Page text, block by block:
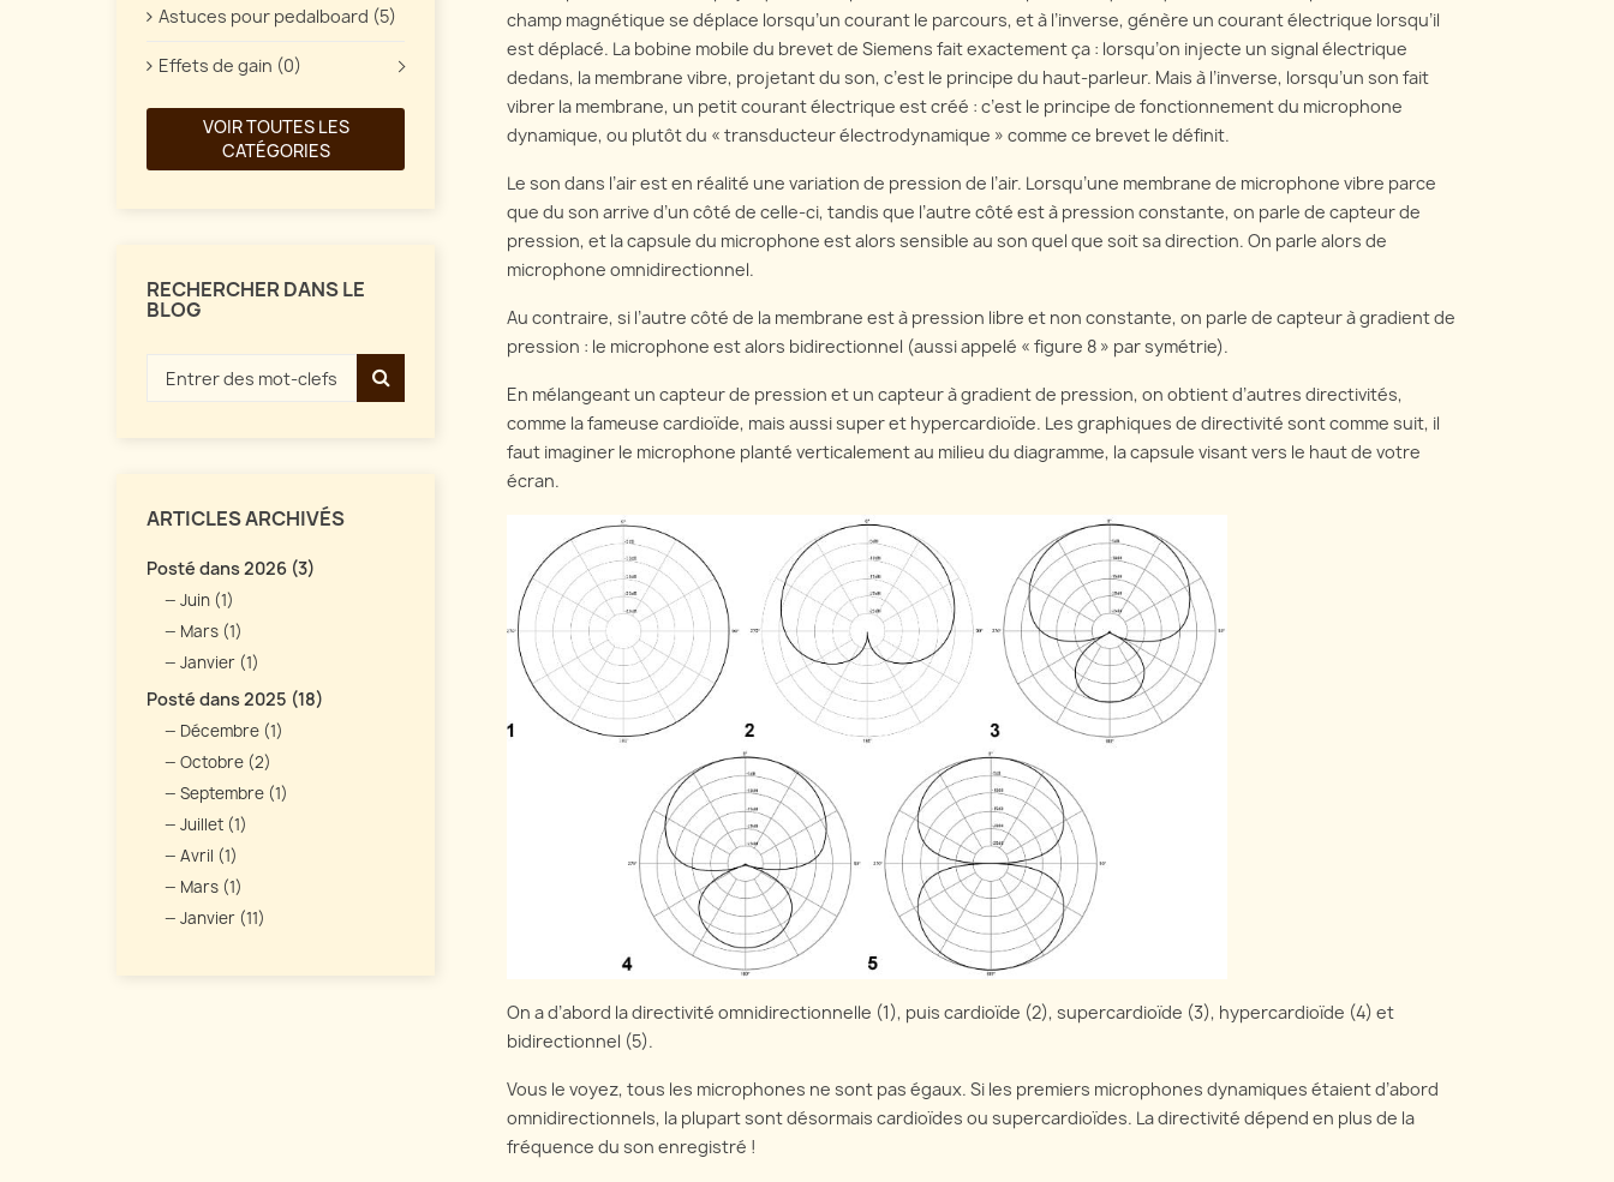
Astuces pour pedalboard (5)
Effets de gain (0)
VOIR TOUTES LES
CATÉGORIES
RECHERCHER DANS LE
BLOG
ARTICLES ARCHIVÉS
Posté dans 2026 (3)
Juin (1)
Mars (1)
Janvier (1)
Posté dans 2025 (18)
Décembre (1)
Octobre (2)
Septembre (1)
Juillet (1)
Avril (1)
Mars (1)
Janvier (11)
champ magnétique se déplace lorsqu’un courant le parcours, et à l’inverse, génère un courant électrique lorsqu’il
est déplacé. La bobine mobile du brevet de Siemens fait exactement ça : lorsqu’on injecte un signal électrique
dedans, la membrane vibre, projetant du son, c’est le principe du haut-parleur. Mais à l’inverse, lorsqu’un son fait
vibrer la membrane, un petit courant électrique est créé : c’est le principe de fonctionnement du microphone
dynamique, ou plutôt du « transducteur électrodynamique » comme ce brevet le définit.
Le son dans l’air est en réalité une variation de pression de l’air. Lorsqu’une membrane de microphone vibre parce
que du son arrive d’un côté de celle-ci, tandis que l’autre côté est à pression constante, on parle de capteur de
pression, et la capsule du microphone est alors sensible au son quel que soit sa direction. On parle alors de
microphone omnidirectionnel.
Au contraire, si l’autre côté de la membrane est à pression libre et non constante, on parle de capteur à gradient de
pression : le microphone est alors bidirectionnel (aussi appelé « figure 8 » par symétrie).
En mélangeant un capteur de pression et un capteur à gradient de pression, on obtient d’autres directivités,
comme la fameuse cardioïde, mais aussi super et hypercardioïde. Les graphiques de directivité sont comme suit, il
faut imaginer le microphone planté verticalement au milieu du diagramme, la capsule visant vers le haut de votre
écran.
On a d’abord la directivité omnidirectionnelle (1), puis cardioïde (2), supercardioïde (3), hypercardioïde (4) et
bidirectionnel (5).
Vous le voyez, tous les microphones ne sont pas égaux. Si les premiers microphones dynamiques étaient d’abord
omnidirectionnels, la plupart sont désormais cardioïdes ou supercardioïdes. La directivité dépend en plus de la
fréquence du son enregistré !